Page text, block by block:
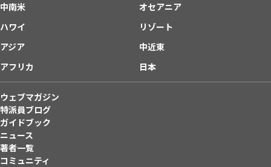
中南米
オセアニア
ハワイ
リゾート
アジア
中近東
アフリカ
日本
ウェブマガジン
特派員ブログ
ガイドブック
ニュース
著者一覧
コミュニティ